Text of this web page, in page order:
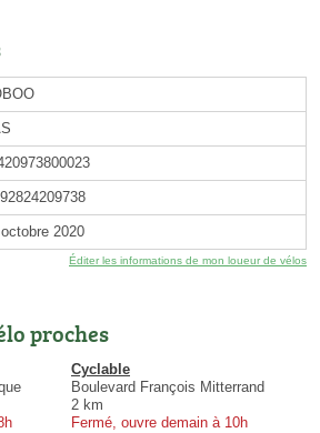
2020
Éditer les informations de mon loueur de vélos
proches
Cyclable
Boulevard François Mitterrand
2 km
Fermé, ouvre demain à 10h